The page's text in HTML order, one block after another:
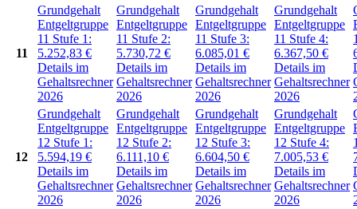
11
Grundgehalt
Entgeltgruppe
11 Stufe 1:
5.252,83 €
Details im
Gehaltsrechner
2026
Grundgehalt
Entgeltgruppe
11 Stufe 2:
5.730,72 €
Details im
Gehaltsrechner
2026
Grundgehalt
Entgeltgruppe
11 Stufe 3:
6.085,01 €
Details im
Gehaltsrechner
2026
Grundgehalt
Entgeltgruppe
11 Stufe 4:
6.367,50 €
Details im
Gehaltsrechner
2026
12
Grundgehalt
Entgeltgruppe
12 Stufe 1:
5.594,19 €
Details im
Gehaltsrechner
2026
Grundgehalt
Entgeltgruppe
12 Stufe 2:
6.111,10 €
Details im
Gehaltsrechner
2026
Grundgehalt
Entgeltgruppe
12 Stufe 3:
6.604,50 €
Details im
Gehaltsrechner
2026
Grundgehalt
Entgeltgruppe
12 Stufe 4:
7.005,53 €
Details im
Gehaltsrechner
2026